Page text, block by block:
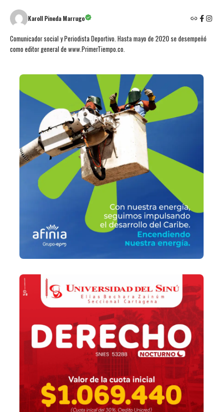
Karoll Pineda Marrugo
Comunicador social y Periodista Deportivo. Hasta mayo de 2020 se desempeñó
como editor general de www.PrimerTiempo.co.